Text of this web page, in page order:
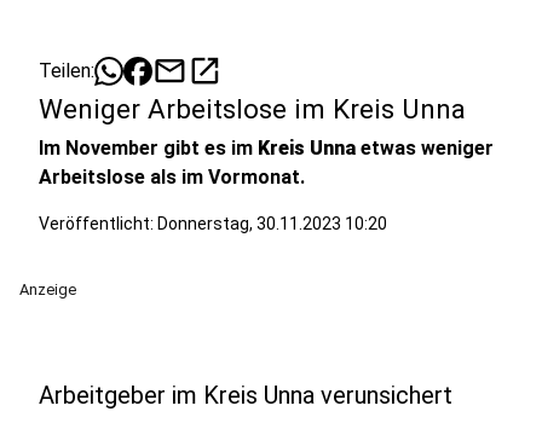
Teilen: mailopen_in_new
Weniger Arbeitslose im Kreis Unna
Im November gibt es im Kreis Unna etwas weniger
Arbeitslose als im Vormonat.
Veröffentlicht: Donnerstag, 30.11.2023 10:20
Anzeige
Arbeitgeber im Kreis Unna verunsichert